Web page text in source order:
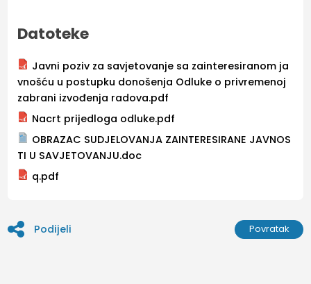
Datoteke
Javni poziv za savjetovanje sa zainteresiranom ja
vnošću u postupku donošenja Odluke o privremenoj
zabrani izvođenja radova.pdf
Nacrt prijedloga odluke.pdf
OBRAZAC SUDJELOVANJA ZAINTERESIRANE JAVNOS
TI U SAVJETOVANJU.doc
q.pdf
Podijeli Povratak